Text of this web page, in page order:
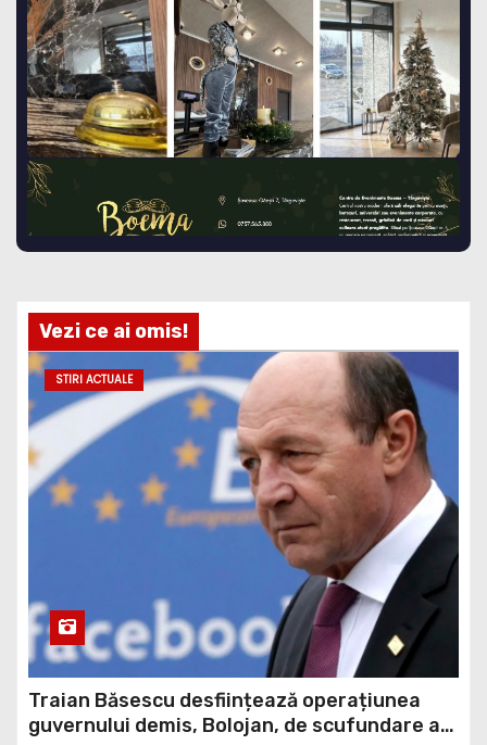
Vezi ce ai omis!
STIRI ACTUALE
Traian Băsescu desființează operațiunea
guvernului demis, Bolojan, de scufundare a